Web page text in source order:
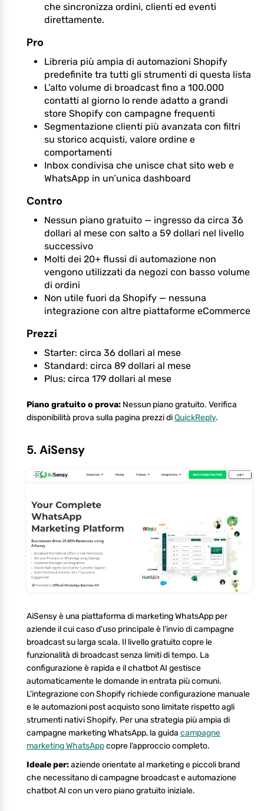
che sincronizza ordini, clienti ed eventi
direttamente.
Pro
Libreria più ampia di automazioni Shopify
predefinite tra tutti gli strumenti di questa lista
L’alto volume di broadcast fino a 100.000
contatti al giorno lo rende adatto a grandi
store Shopify con campagne frequenti
Segmentazione clienti più avanzata con filtri
su storico acquisti, valore ordine e
comportamenti
Inbox condivisa che unisce chat sito web e
WhatsApp in un’unica dashboard
Contro
Nessun piano gratuito — ingresso da circa 36
dollari al mese con salto a 59 dollari nel livello
successivo
Molti dei 20+ flussi di automazione non
vengono utilizzati da negozi con basso volume
di ordini
Non utile fuori da Shopify — nessuna
integrazione con altre piattaforme eCommerce
Prezzi
Starter: circa 36 dollari al mese
Standard: circa 89 dollari al mese
Plus: circa 179 dollari al mese
Piano gratuito o prova: Nessun piano gratuito. Verifica
disponibilità prova sulla pagina prezzi diQuickReply.
5. AiSensy
AiSensy è una piattaforma di marketing WhatsApp per
aziende il cui caso d’uso principale è l’invio di campagne
broadcast su larga scala. Il livello gratuito copre le
funzionalità di broadcast senza limiti di tempo. La
configurazione è rapida e il chatbot AI gestisce
automaticamente le domande in entrata più comuni.
L’integrazione con Shopify richiede configurazione manuale
e le automazioni post acquisto sono limitate rispetto agli
strumenti nativi Shopify. Per una strategia più ampia di
campagne marketing WhatsApp, la guida campagne
marketing WhatsAppcopre l’approccio completo.
Ideale per:aziende orientate al marketing e piccoli brand
che necessitano di campagne broadcast e automazione
chatbot AI con un vero piano gratuito iniziale.